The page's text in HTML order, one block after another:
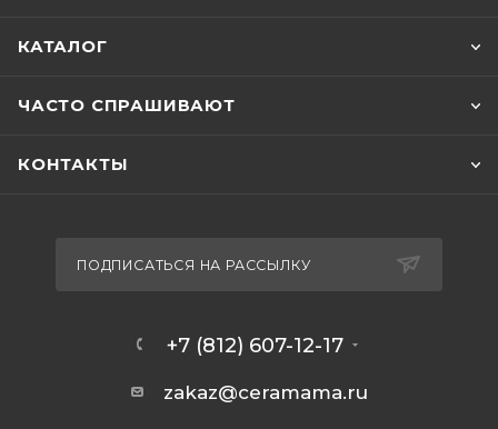
КАТАЛОГ
ЧАСТО СПРАШИВАЮТ
КОНТАКТЫ
ПОДПИСАТЬСЯ НА РАССЫЛКУ
+7 (812) 607-12-17
zakaz@ceramama.ru